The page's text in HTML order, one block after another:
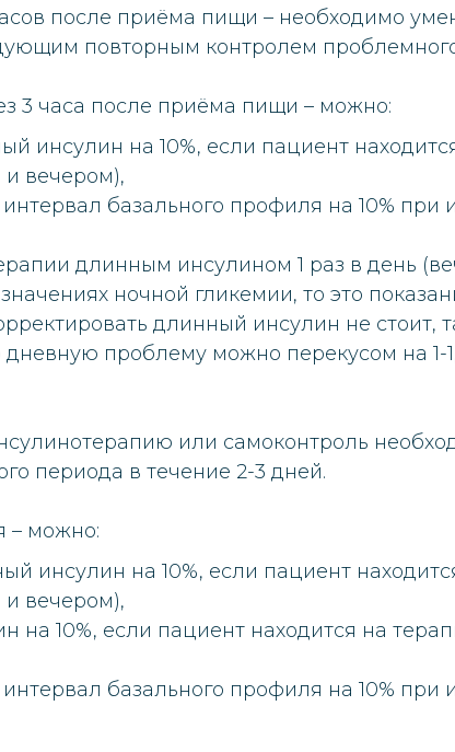
после приёма пищи – необходимо
повторным контролем
3 часа после приёма пищи – можно:
инсулин на 10%, если пациент
и вечером),
базального профиля на 10% при
длинным инсулином 1 раз в день
ночной гликемии, то это
длинный инсулин не стоит,
проблему можно перекусом на 1-
или самоконтроль
периода в течение 2-3 дней.
– можно:
инсулин на 10%, если пациент
и вечером),
на 10%, если пациент находится на
базального профиля на 10% при